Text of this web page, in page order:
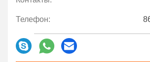
Телефон: